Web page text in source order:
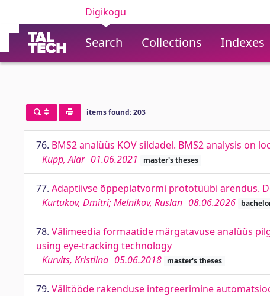
Digikogu
Search Collections Indexes
items found: 203
76. BMS2 analüüs KOV sildadel. BMS2 analysis on
Kupp, Alar 01.06.2021 master's theses
77. Adaptiivse õppeplatvormi prototüübi arendus.
Kurtukov, Dmitri; Melnikov, Ruslan 08.06.2026
78. Välimeedia formaatide märgatavuse analüüs
using eye-tracking technology
Kurvits, Kristiina 05.06.2018 master's theses
79. Välitööde rakenduse integreerimine